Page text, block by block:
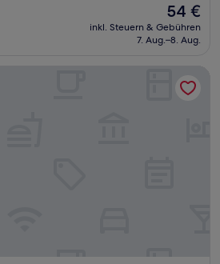
Der
Preis
beträgt
54 €
inkl. Steuern & Gebühren
7. Aug.–8. Aug.